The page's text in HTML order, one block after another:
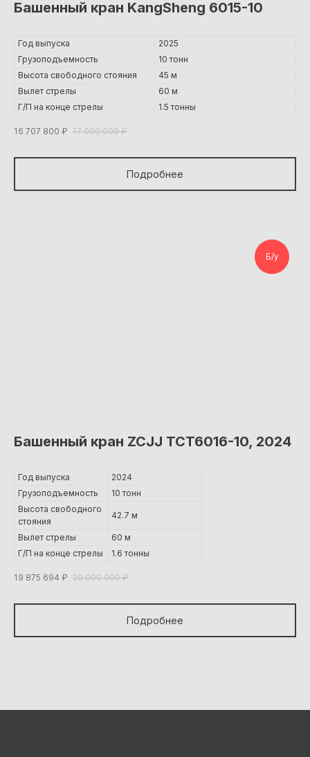
Башенный кран KangSheng 6015-10
Год выпуска
2025
Грузоподъемность
10 тонн
Высота свободного стояния
45 м
Вылет стрелы
60 м
Г/П на конце стрелы
1.5 тонны
16 707 800 ₽ 17 000 000 ₽
Подробнее
Б/у
Башенный кран ZCJJ TCT6016-10, 2024
Год выпуска
2024
Грузоподъемность
10 тонн
Высота свободного
стояния
42.7 м
Вылет стрелы
60 м
Г/П на конце стрелы
1.6 тонны
19 875 694 ₽ 20 000 000 ₽
Подробнее